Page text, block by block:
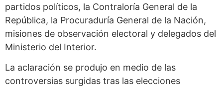
partidos políticos, la Contraloría General de la
República, la Procuraduría General de la Nación,
misiones de observación electoral y delegados del
Ministerio del Interior.
La aclaración se produjo en medio de las
controversias surgidas tras las elecciones